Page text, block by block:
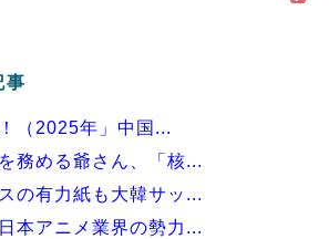
事
（2025年」中国...
務める爺さん、「核...
の有力紙も大韓サッ...
本アニメ業界の勢力...